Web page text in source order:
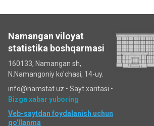
Namangan viloyat
statistika boshqarmasi
160133, Namangan sh,
N.Namangoniy ko'chasi, 14-uy.
info@namstat.uz • Sayt xaritasi •
Bizga xabar yuboring
Veb-saytdan foydalanish uchun
qo'llanma